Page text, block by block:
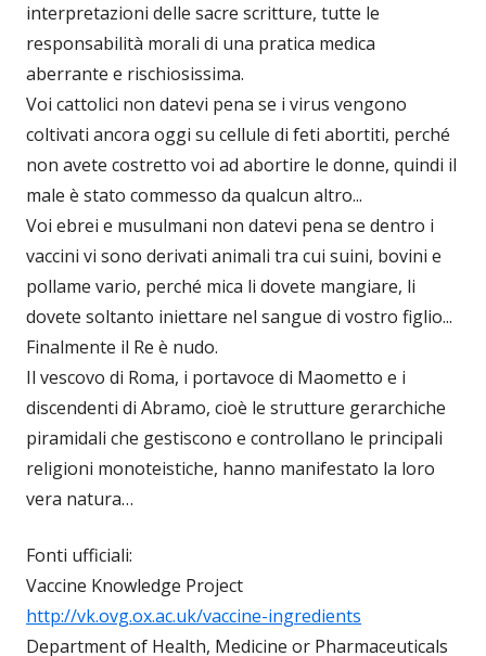
interpretazioni delle sacre scritture, tutte le
responsabilità morali di una pratica medica
aberrante e rischiosissima.
Voi cattolici non datevi pena se i virus vengono
coltivati ancora oggi su cellule di feti abortiti, perché
non avete costretto voi ad abortire le donne, quindi il
male è stato commesso da qualcun altro...
Voi ebrei e musulmani non datevi pena se dentro i
vaccini vi sono derivati animali tra cui suini, bovini e
pollame vario, perché mica li dovete mangiare, li
dovete soltanto iniettare nel sangue di vostro figlio...
Finalmente il Re è nudo.
Il vescovo di Roma, i portavoce di Maometto e i
discendenti di Abramo, cioè le strutture gerarchiche
piramidali che gestiscono e controllano le principali
religioni monoteistiche, hanno manifestato la loro
vera natura…
Fonti ufficiali:
Vaccine Knowledge Project
http://vk.ovg.ox.ac.uk/vaccine-ingredients
Department of Health, Medicine or Pharmaceuticals